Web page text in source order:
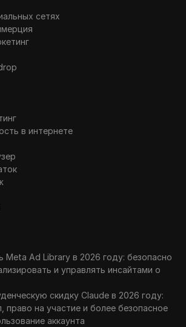
сетях
в интернете
Meta Ad Library в 2026 году: безопасно
и управлять инсайтами о
скидку Claude в 2026 году:
право на участие и более безопасное
аккаунта